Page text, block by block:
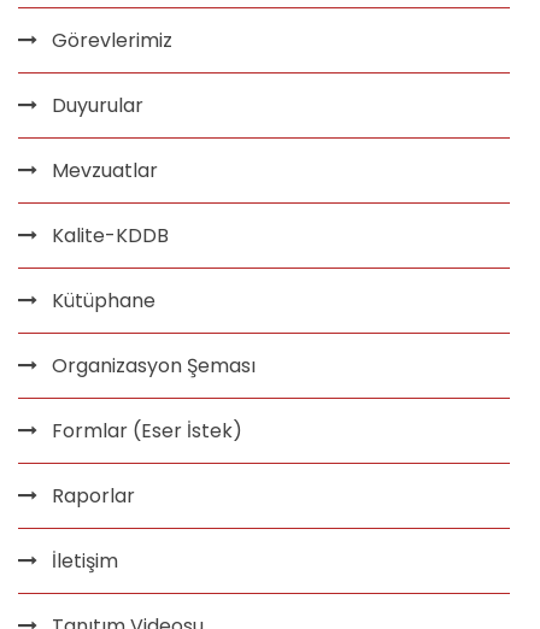
Görevlerimiz
Duyurular
Mevzuatlar
Kalite-KDDB
Kütüphane
Organizasyon Şeması
Formlar (Eser İstek)
Raporlar
İletişim